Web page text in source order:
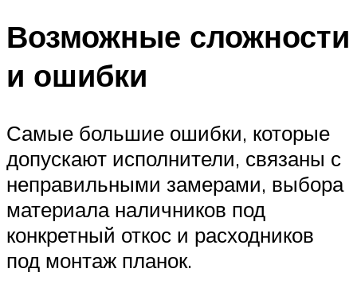
Возможные сложности
и ошибки
Самые большие ошибки, которые
допускают исполнители, связаны с
неправильными замерами, выбора
материала наличников под
конкретный откос и расходников
под монтаж планок.